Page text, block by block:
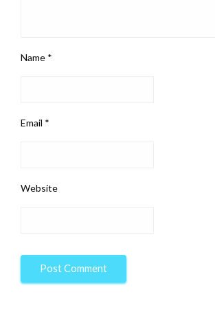
Name *
Email *
Website